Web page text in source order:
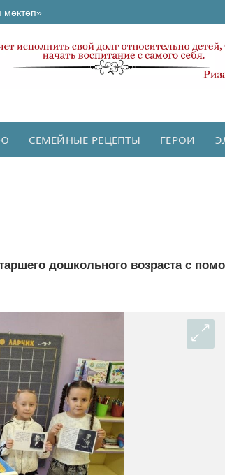
СЕМЕЙНЫЕ РЕЦЕПТЫ ГЕРОИ
дошкольного возраста с